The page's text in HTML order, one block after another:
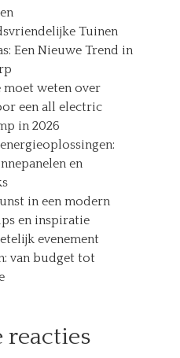
Tuinen
Een Nieuwe Trend in
moet weten over
een all electric
in 2026
en
in een modern
en inspiratie
evenement
van budget tot
reacties